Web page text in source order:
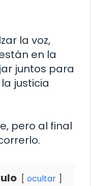
la voz,
en la
juntos para
justicia
pero al final
ocultar